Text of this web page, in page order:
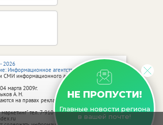
НЕ ПРОПУСТИ!
Главные новости региона
в вашей почте!
2026
Информационное агентство vRossii.ru
СМИ информационного агентства vRossii.ru
марта 2009г.
А. Н.
на правах рекламы.
тел. 7-910-267-70-40,